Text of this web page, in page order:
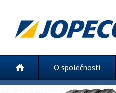
O společnosti